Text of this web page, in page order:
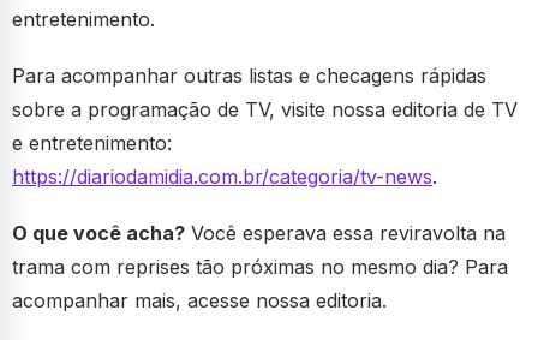
entretenimento.
Para acompanhar outras listas e checagens rápidas
sobre a programação de TV, visite nossa editoria de TV
e entretenimento:
https://diariodamidia.com.br/categoria/tv-news.
O que você acha? Você esperava essa reviravolta na
trama com reprises tão próximas no mesmo dia? Para
acompanhar mais, acesse nossa editoria.